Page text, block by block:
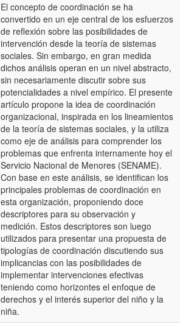
El concepto de coordinación se ha
convertido en un eje central de los esfuerzos
de reflexión sobre las posibilidades de
intervención desde la teoría de sistemas
sociales. Sin embargo, en gran medida
dichos análisis operan en un nivel abstracto,
sin necesariamente discutir sobre sus
potencialidades a nivel empírico. El presente
artículo propone la idea de coordinación
organizacional, inspirada en los lineamientos
de la teoría de sistemas sociales, y la utiliza
como eje de análisis para comprender los
problemas que enfrenta internamente hoy el
Servicio Nacional de Menores (SENAME).
Con base en este análisis, se identifican los
principales problemas de coordinación en
esta organización, proponiendo doce
descriptores para su observación y
medición. Estos descriptores son luego
utilizados para presentar una propuesta de
tipologías de coordinación discutiendo sus
implicancias con las posibilidades de
implementar intervenciones efectivas
teniendo como horizontes el enfoque de
derechos y el interés superior del niño y la
niña.